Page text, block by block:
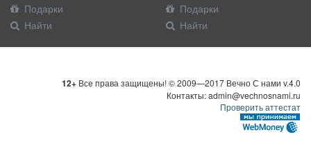
Подарки
Найти
Подарки
Найти
12+ Все права защищены! © 2009—2017 Вечно С нами v.4.0
Контакты: admin@vechnosnami.ru
Проверить аттестат